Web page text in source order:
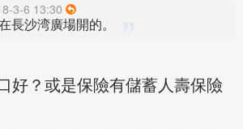
3-6 13:30
長沙湾廣場開的。
好？或是保險有儲蓄人壽保險